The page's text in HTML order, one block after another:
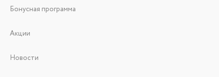
Бонусная программа
Акции
Новости